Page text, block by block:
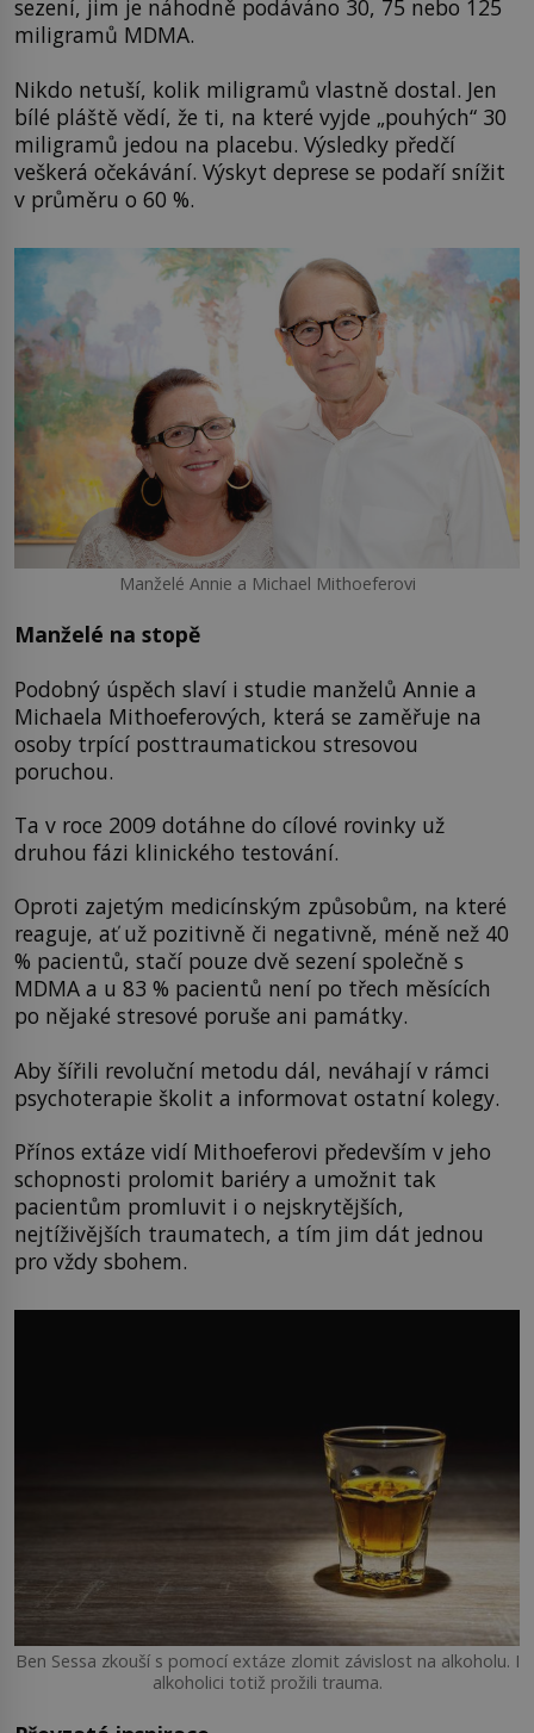
sezení, jim je náhodně podáváno 30, 75 nebo 125
miligramů MDMA.
Nikdo netuší, kolik miligramů vlastně dostal. Jen
bílé pláště vědí, že ti, na které vyjde „pouhých“ 30
miligramů jedou na placebu. Výsledky předčí
veškerá očekávání. Výskyt deprese se podaří snížit
v průměru o 60 %.
Manželé Annie a Michael Mithoeferovi
Manželé na stopě
Podobný úspěch slaví i studie manželů Annie a
Michaela Mithoeferových, která se zaměřuje na
osoby trpící posttraumatickou stresovou
poruchou.
Ta v roce 2009 dotáhne do cílové rovinky už
druhou fázi klinického testování.
Oproti zajetým medicínským způsobům, na které
reaguje, ať už pozitivně či negativně, méně než 40
% pacientů, stačí pouze dvě sezení společně s
MDMA a u 83 % pacientů není po třech měsících
po nějaké stresové poruše ani památky.
Aby šířili revoluční metodu dál, neváhají v rámci
psychoterapie školit a informovat ostatní kolegy.
Přínos extáze vidí Mithoeferovi především v jeho
schopnosti prolomit bariéry a umožnit tak
pacientům promluvit i o nejskrytějších,
nejtíživějších traumatech, a tím jim dát jednou
pro vždy sbohem.
Ben Sessa zkouší s pomocí extáze zlomit závislost na alkoholu. I
alkoholici totiž prožili trauma.